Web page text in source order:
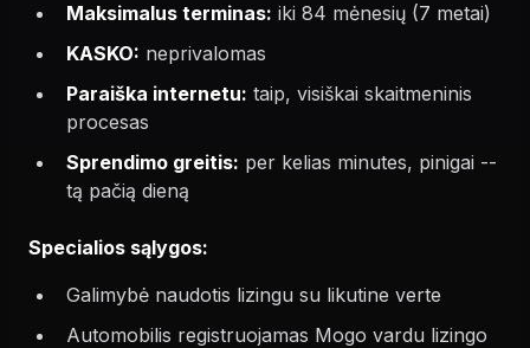
Maksimalus terminas: iki 84 mėnesių (7 metai)
KASKO: neprivalomas
Paraiška internetu: taip, visiškai skaitmeninis
procesas
Sprendimo greitis: per kelias minutes, pinigai --
tą pačią dieną
Specialios sąlygos:
Galimybė naudotis lizingu su likutine verte
Automobilis registruojamas Mogo vardu lizingo